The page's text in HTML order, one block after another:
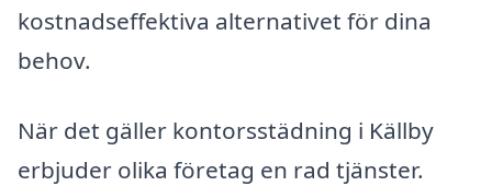
kostnadseffektiva alternativet för dina
behov.
När det gäller kontorsstädning i Källby
erbjuder olika företag en rad tjänster.